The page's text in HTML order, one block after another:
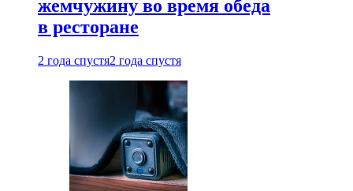
жемчужину во время обеда
в ресторане
2 года спустя2 года спустя